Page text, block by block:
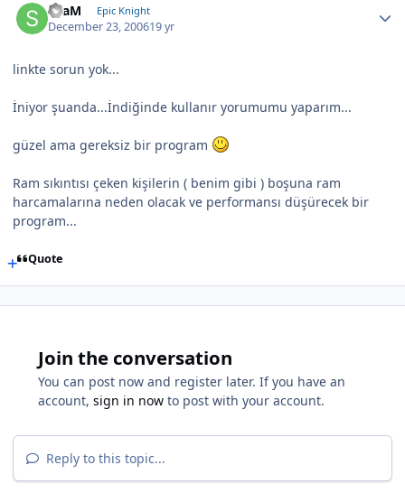
SLaM Epic Knight
December 23, 200619 yr
linkte sorun yok...
İniyor şuanda...İndiğinde kullanır yorumumu yaparım...
güzel ama gereksiz bir program
Ram sıkıntısı çeken kişilerin ( benim gibi ) boşuna ram
harcamalarına neden olacak ve performansı düşürecek bir
program...
Quote
Join the conversation
You can post now and register later. If you have an
account, sign in now to post with your account.
Reply to this topic...